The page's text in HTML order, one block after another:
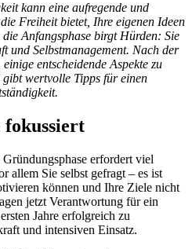
kann eine aufregende und
Freiheit bietet, Ihre eigenen Ideen
Anfangsphase birgt Hürden: Sie
und Selbstmanagement. Nach der
entscheidende Aspekte zu
wertvolle Tipps für einen
fokussiert
erfordert viel
allem Sie selbst gefragt – es ist
können und Ihre Ziele nicht
jetzt Verantwortung für ein
Jahre erfolgreich zu
und intensiven Einsatz.